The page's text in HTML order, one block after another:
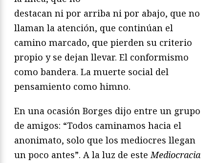
destacan ni por arriba ni por abajo, que no
llaman la atención, que continúan el
camino marcado, que pierden su criterio
propio y se dejan llevar. El conformismo
como bandera. La muerte social del
pensamiento como himno.
En una ocasión Borges dijo entre un grupo
de amigos: “Todos caminamos hacia el
anonimato, solo que los mediocres llegan
un poco antes”. A la luz de este Mediocracia